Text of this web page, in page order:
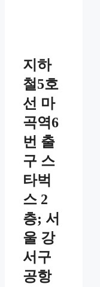
지하
철5호
선 마
곡역6
번 출
구 스
타벅
스 2
층; 서
울 강
서구
공항